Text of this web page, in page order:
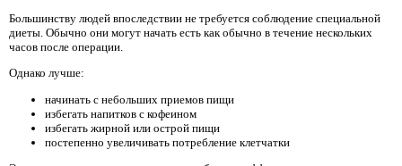
Большинству людей впоследствии не требуется соблюдение специальной
диеты. Обычно они могут начать есть как обычно в течение нескольких
часов после операции.
Однако лучше:
начинать с небольших приемов пищи
избегать напитков с кофеином
избегать жирной или острой пищи
постепенно увеличивать потребление клетчатки